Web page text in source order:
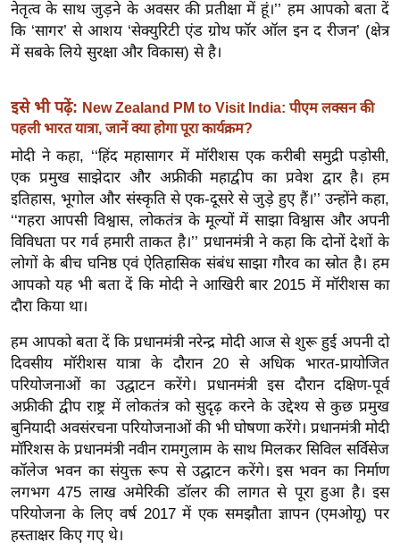
यं
ग
इं
या
सा
हि
त्य
ज
ग
त
ऑ
टो
र्ल्ड
न्यू
ज
ब्री
फ
म
नो
रं
ज
नेतृत्व के साथ जुड़ने के अवसर की प्रतीक्षा में हूं।’’ हम आपको बता दें
कि ‘सागर’ से आशय ‘सेक्युरिटी एंड ग्रोथ फॉर ऑल इन द रीजन’ (क्षेत्र
में सबके लिये सुरक्षा और विकास) से है।
इसे भी पढ़ें: New Zealand PM to Visit India: पीएम लक्सन की
पहली भारत यात्रा, जानें क्या होगा पूरा कार्यक्रम?
मोदी ने कहा, ‘‘हिंद महासागर में मॉरीशस एक करीबी समुद्री पड़ोसी,
एक प्रमुख साझेदार और अफ्रीकी महाद्वीप का प्रवेश द्वार है। हम
इतिहास, भूगोल और संस्कृति से एक-दूसरे से जुड़े हुए हैं।’’ उन्होंने कहा,
‘‘गहरा आपसी विश्वास, लोकतंत्र के मूल्यों में साझा विश्वास और अपनी
विविधता पर गर्व हमारी ताकत है।’’ प्रधानमंत्री ने कहा कि दोनों देशों के
लोगों के बीच घनिष्ठ एवं ऐतिहासिक संबंध साझा गौरव का स्रोत है। हम
आपको यह भी बता दें कि मोदी ने आखिरी बार 2015 में मॉरीशस का
दौरा किया था।
हम आपको बता दें कि प्रधानमंत्री नरेन्द्र मोदी आज से शुरू हुई अपनी दो
दिवसीय मॉरीशस यात्रा के दौरान 20 से अधिक भारत-प्रायोजित
परियोजनाओं का उद्घाटन करेंगे। प्रधानमंत्री इस दौरान दक्षिण-पूर्व
अफ्रीकी द्वीप राष्ट्र में लोकतंत्र को सुदृढ़ करने के उद्देश्य से कुछ प्रमुख
बुनियादी अवसंरचना परियोजनाओं की भी घोषणा करेंगे। प्रधानमंत्री मोदी
मॉरिशस के प्रधानमंत्री नवीन रामगुलाम के साथ मिलकर सिविल सर्विसेज
कॉलेज भवन का संयुक्त रूप से उद्घाटन करेंगे। इस भवन का निर्माण
लगभग 475 लाख अमेरिकी डॉलर की लागत से पूरा हुआ है। इस
परियोजना के लिए वर्ष 2017 में एक समझौता ज्ञापन (एमओयू) पर
हस्ताक्षर किए गए थे।